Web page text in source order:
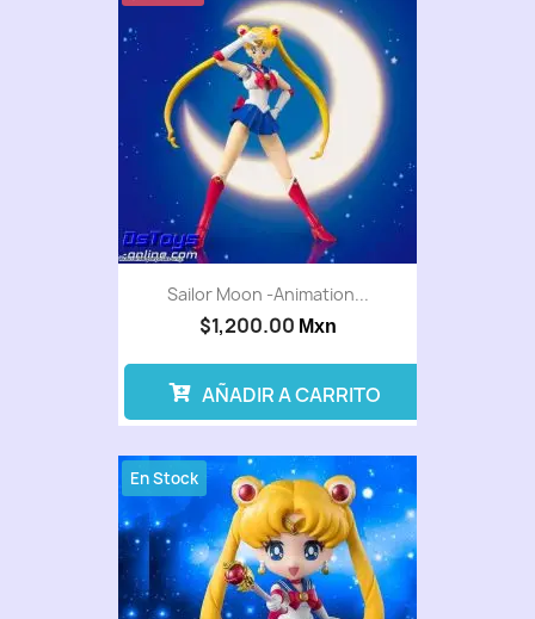
Sailor Moon -Animation...
$1,200.00 Mxn
AÑADIR A CARRITO
En Stock